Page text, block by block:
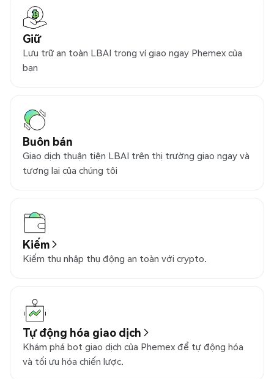
Giữ
Lưu trữ an toàn LBAI trong ví giao ngay Phemex của
bạn
Buôn bán
Giao dịch thuận tiện LBAI trên thị trường giao ngay và
tương lai của chúng tôi
Kiếm
Kiếm thu nhập thụ động an toàn với crypto.
Tự động hóa giao dịch
Khám phá bot giao dịch của Phemex để tự động hóa
và tối ưu hóa chiến lược.